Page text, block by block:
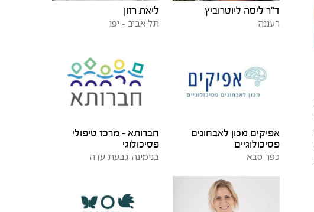
ד"ר ליסה ליוטרוביץ
רעננה
ליאת רזון
תל אביב - יפו
אפיקים מכון לאבחונים
פסיכולוגיים
כפר סבא
חברותא - מרכז טיפולי
פסיכולוגי
בנימינה-גבעת עדה